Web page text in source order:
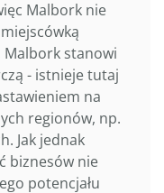
Malbork nie
stanowi
- istnieje tutaj
na
regionów, np.
Jak jednak
biznesów nie
potencjału